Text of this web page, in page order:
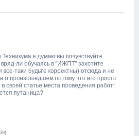
я думаю вы почувствуйте
ли обучаясь в "ИЖПТ" захотите
таки будьте корректны) отсюда и не
о произошедшем потому что его просто
своей статье места проведения работ!
путаница?